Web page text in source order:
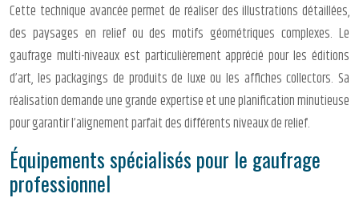
Cette technique avancée permet de réaliser des illustrations détaillées,
des paysages en relief ou des motifs géométriques complexes. Le
gaufrage multi-niveaux est particulièrement apprécié pour les éditions
d’art, les packagings de produits de luxe ou les affiches collectors. Sa
réalisation demande une grande expertise et une planification minutieuse
pour garantir l’alignement parfait des différents niveaux de relief.
Équipements spécialisés pour le gaufrage
professionnel